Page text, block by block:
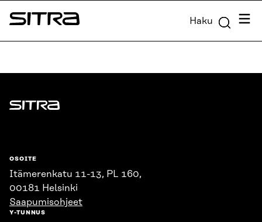
Siirry
suoraan
Sitra Haku
Sitra
OSOITE
Itämerenkatu 11-13, PL 160,
00181 Helsinki
Saapumisohjeet
Y-TUNNUS